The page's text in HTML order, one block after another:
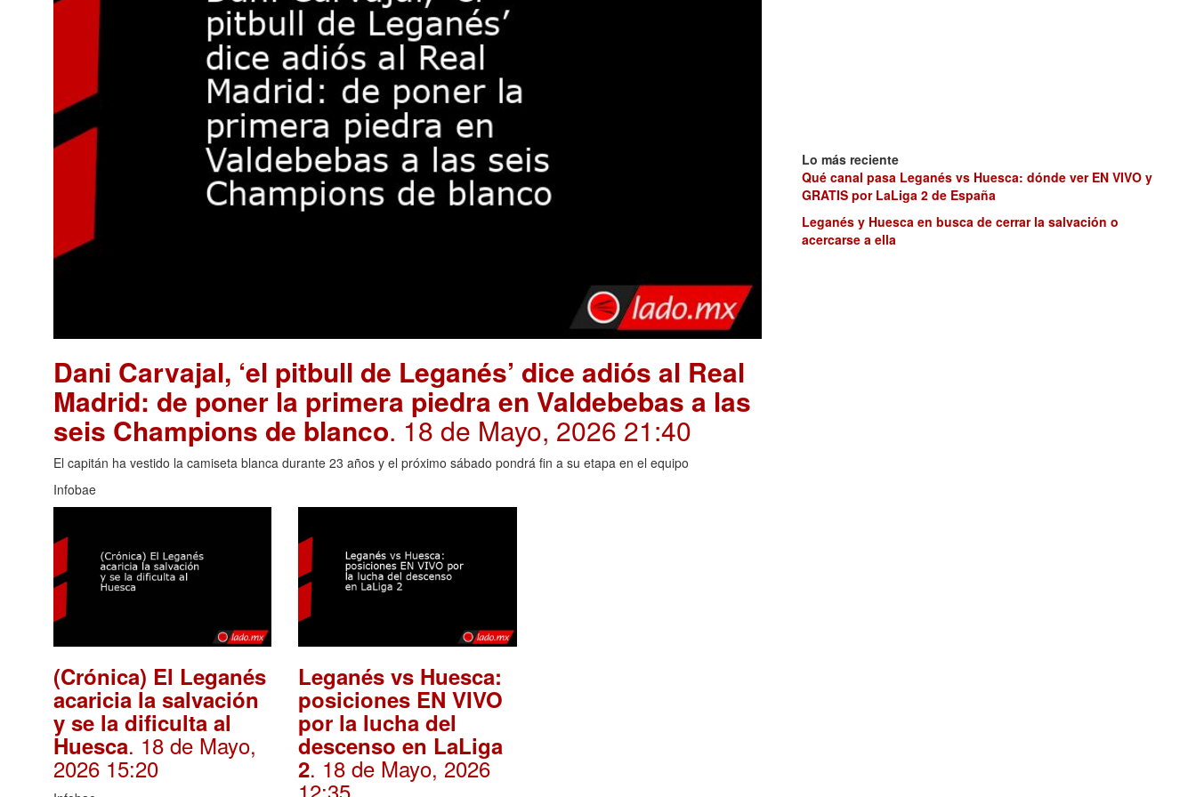
Dani Carvajal, ‘el pitbull de Leganés’ dice adiós al Real
Madrid: de poner la primera piedra en Valdebebas a las
seis Champions de blanco. 18 de Mayo, 2026 21:40
El capitán ha vestido la camiseta blanca durante 23 años y el próximo sábado pondrá fin a su etapa en el equipo
Infobae
(Crónica) El Leganés
acaricia la salvación
y se la dificulta al
Huesca. 18 de Mayo,
2026 15:20
Leganés vs Huesca:
posiciones EN VIVO
por la lucha del
descenso en LaLiga
2. 18 de Mayo, 2026
Lo más reciente
Qué canal pasa Leganés vs Huesca: dónde ver EN VIVO y
GRATIS por LaLiga 2 de España
Leganés y Huesca en busca de cerrar la salvación o
acercarse a ella